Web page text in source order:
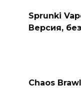
Sprunki
Версия,
Chaos